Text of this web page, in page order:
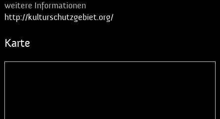
weitere Informationen
http://kulturschutzgebiet.org/
Karte